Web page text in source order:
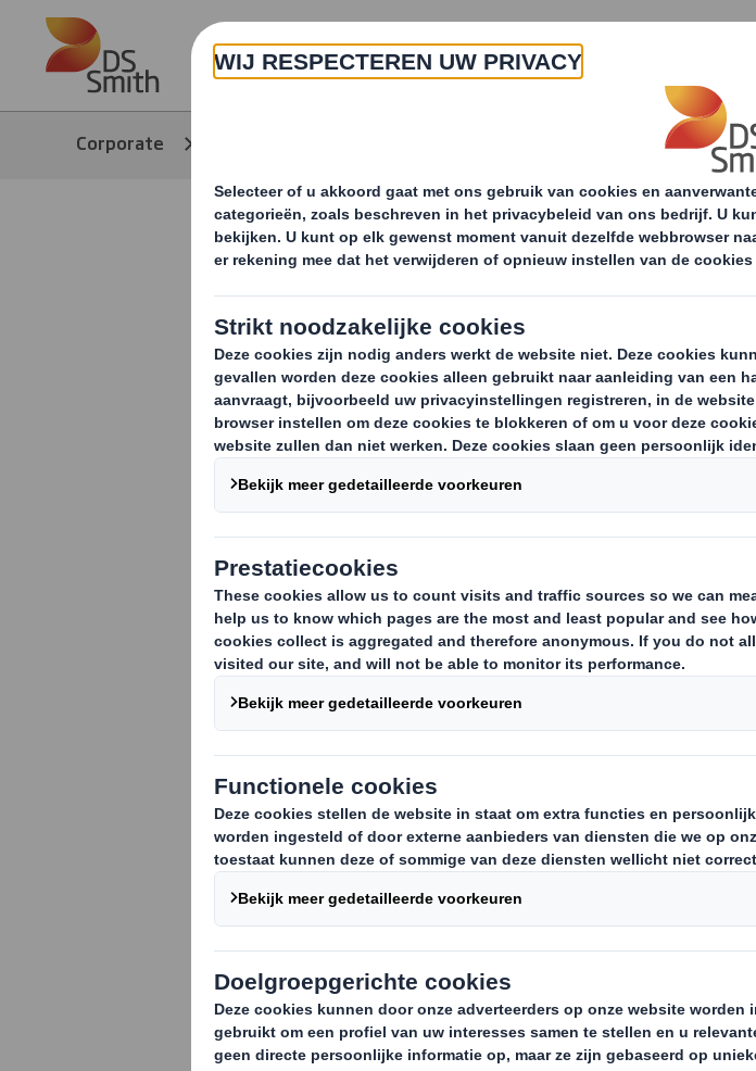
Skip to main content
Over ons Producten & Services
Corporate
Vrouwendag in
recyclingindustrie
Zoals altijd vindt de
en het thema is dit jaar
wereld is een bevoorrechte
hebben we met enkele
meer te weten te komen over
recyclingindustrie.